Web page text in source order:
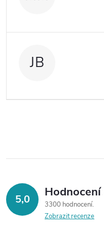
JB
5,0
3300 hodnocení
Zobrazit recenze